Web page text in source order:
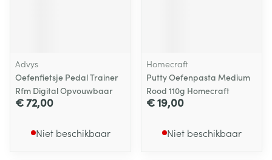
Advys
Oefenfietsje Pedal Trainer
Rfm Digital Opvouwbaar
€ 72,00
Niet beschikbaar
Homecraft
Putty Oefenpasta Medium
Rood 110g Homecraft
€ 19,00
Niet beschikbaar